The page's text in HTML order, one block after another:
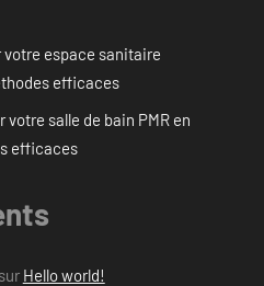
espace sanitaire
efficaces
salle de bain PMR en
efficaces
Hello world!